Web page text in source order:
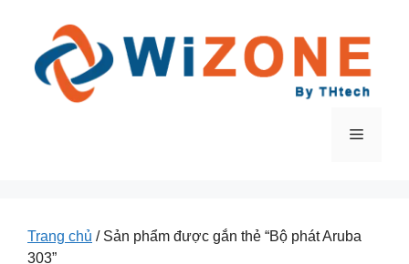
Menu
Trang chủ / Sản phẩm được gắn thẻ “Bộ phát Aruba
303”